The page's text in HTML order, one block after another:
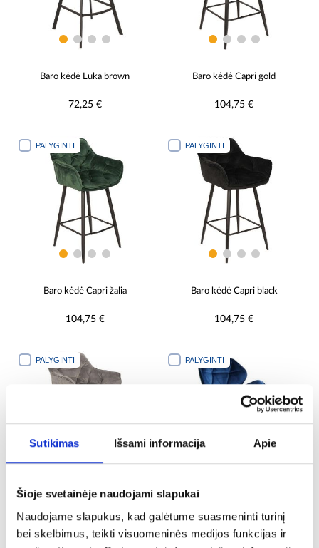
Sutikimas Išsami informacija Apie
Šioje svetainėje naudojami slapukai
Naudojame slapukus, kad galėtume suasmeninti turinį
bei skelbimus, teikti visuomeninės medijos funkcijas ir
Baro kėdė Luka brown
72,25 €
Baro kėdė Capri gold
104,75 €
PALYGINTI
Baro kėdė Capri žalia
104,75 €
PALYGINTI
Baro kėdė Capri black
104,75 €
PALYGINTI
spalvos
104,75 €
PALYGINTI
tamsiai mėlyna
62,25 €